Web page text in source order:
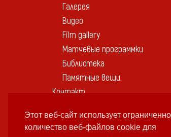
Этот веб-сайт использует
количество веб-файлов cookie для
Галерея
Видео
Film gallery
Матчевые программки
Библиотека
Памятные вещи
Контакт